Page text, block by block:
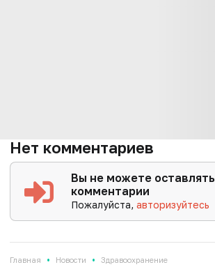
Нет комментариев
Вы не можете оставлять
комментарии
Пожалуйста,авторизуйтесь
Главная • Новости • Здравоохранение